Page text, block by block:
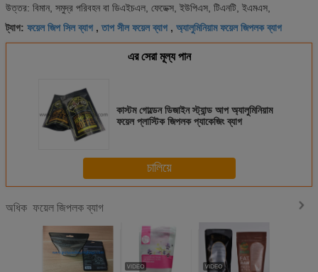
উত্তর: বিমান, সমুদ্র পরিবহন বা ডিএইচএল, ফেডেক্স, ইউপিএস, টিএনটি, ইএমএস,
ট্যাগ: ফয়েল জিপ সিল ব্যাগ,তাপ সীল ফয়েল ব্যাগ, অ্যালুমিনিয়াম ফয়েল জিপলক ব্যাগ
এর সেরা মূল্য পান
কাস্টম গোল্ডেন ডিজাইন স্ট্যান্ড আপ অ্যালুমিনিয়াম
ফয়েল প্লাস্টিক জিপলক প্যাকেজিং ব্যাগ
চালিয়ে
অধিক ফয়েল জিপলক ব্যাগ